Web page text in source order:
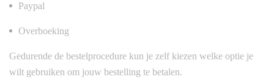
Paypal
Overboeking
Gedurende de bestelprocedure kun je zelf kiezen welke optie je
wilt gebruiken om jouw bestelling te betalen.